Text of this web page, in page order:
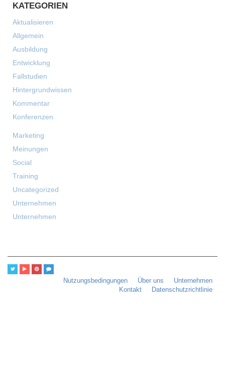
KATEGORIEN
Aktualisieren
Allgemein
Ausbildung
Entwicklung
Fallstudien
Hintergrundwissen
Kommentar
Konferenzen
Marketing
Meinungen
Social
Training
Uncategorized
Unternehmen
Unternehmen
Unternehmen
Über uns
Nutzungsbedingungen
Datenschutzrichtlinie
Kontakt